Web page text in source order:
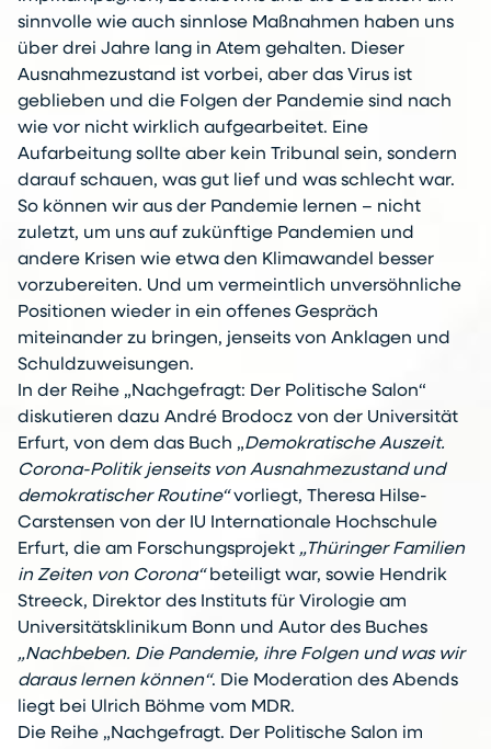
sinnvolle wie auch sinnlose Maßnahmen haben uns
über drei Jahre lang in Atem gehalten. Dieser
Ausnahmezustand ist vorbei, aber das Virus ist
geblieben und die Folgen der Pandemie sind nach
wie vor nicht wirklich aufgearbeitet. Eine
Aufarbeitung sollte aber kein Tribunal sein, sondern
darauf schauen, was gut lief und was schlecht war.
So können wir aus der Pandemie lernen – nicht
zuletzt, um uns auf zukünftige Pandemien und
andere Krisen wie etwa den Klimawandel besser
vorzubereiten. Und um vermeintlich unversöhnliche
Positionen wieder in ein offenes Gespräch
miteinander zu bringen, jenseits von Anklagen und
Schuldzuweisungen.
In der Reihe „Nachgefragt: Der Politische Salon“
diskutieren dazu André Brodocz von der Universität
Erfurt, von dem das Buch „Demokratische Auszeit.
Corona-Politik jenseits von Ausnahmezustand und
demokratischer Routine“vorliegt, Theresa Hilse-
Carstensen von der IU Internationale Hochschule
Erfurt, die am Forschungsprojekt „Thüringer Familien
in Zeiten von Corona“beteiligt war, sowie Hendrik
Streeck, Direktor des Instituts für Virologie am
Universitätsklinikum Bonn und Autor des Buches
„Nachbeben. Die Pandemie, ihre Folgen und was wir
daraus lernen können“. Die Moderation des Abends
liegt bei Ulrich Böhme vom MDR.
Die Reihe „Nachgefragt. Der Politische Salon im